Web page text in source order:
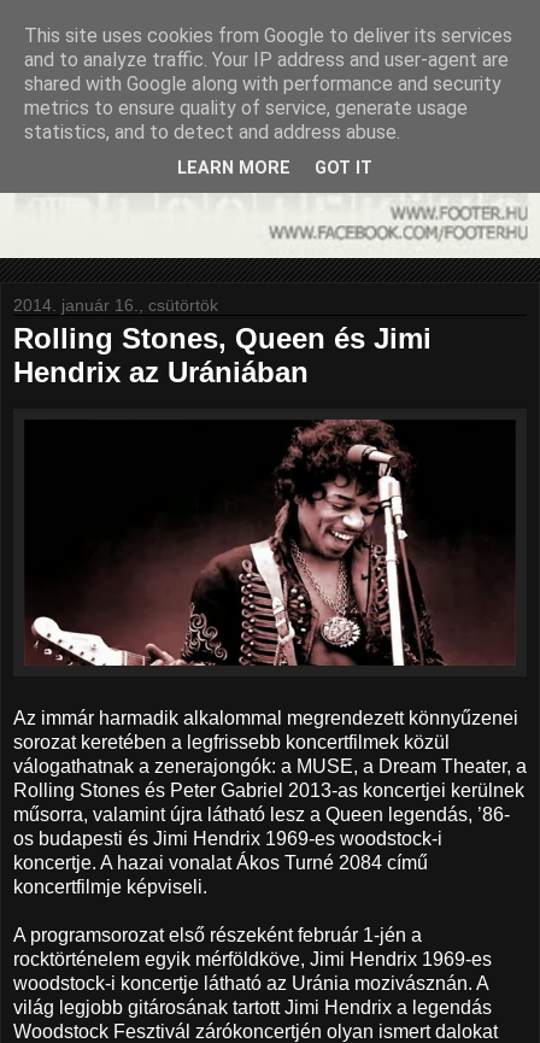
2014. január 16., csütörtök
Rolling Stones, Queen és Jimi
Hendrix az Urániában
Az immár harmadik alkalommal megrendezett könnyűzenei
sorozat keretében a legfrissebb koncertfilmek közül
válogathatnak a zenerajongók: a MUSE, a Dream Theater, a
Rolling Stones és Peter Gabriel 2013-as koncertjei kerülnek
műsorra, valamint újra látható lesz a Queen legendás, ’86-
os budapesti és Jimi Hendrix 1969-es woodstock-i
koncertje. A hazai vonalat Ákos Turné 2084 című
koncertfilmje képviseli.
A programsorozat első részeként február 1-jén a
rocktörténelem egyik mérföldköve, Jimi Hendrix 1969-es
woodstock-i koncertje látható az Uránia mozivásznán. A
világ legjobb gitárosának tartott Jimi Hendrix a legendás
Woodstock Fesztivál zárókoncertjén olyan ismert dalokat
This site uses cookies from Google to deliver its services
and to analyze traffic. Your IP address and user-agent are
shared with Google along with performance and security
metrics to ensure quality of service, generate usage
statistics, and to detect and address abuse.
LEARN MORE GOT IT